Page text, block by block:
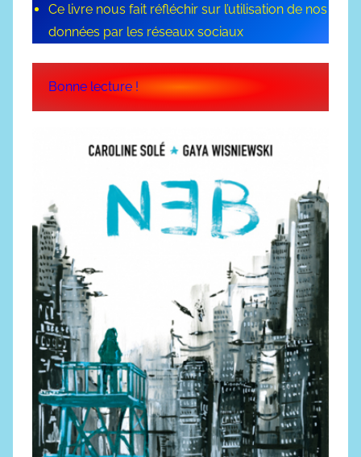
Ce livre nous fait réfléchir sur l’utilisation de nos
données par les réseaux sociaux
Bonne lecture !